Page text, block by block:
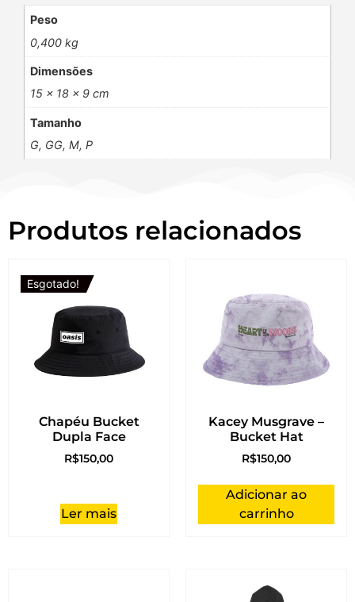
Peso
0,400 kg
Dimensões
15 × 18 × 9 cm
Tamanho
G, GG, M, P
Produtos relacionados
Esgotado!
Chapéu Bucket
Dupla Face
R$150,00
Ler mais
Kacey Musgrave –
Bucket Hat
R$150,00
Adicionar ao
carrinho